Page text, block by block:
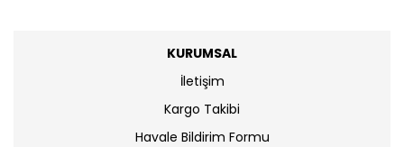
KURUMSAL
İletişim
Kargo Takibi
Havale Bildirim Formu